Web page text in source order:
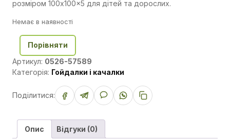
розміром 100x100x5 для дітей та дорослих.
Немає в наявності
Порівняти
Артикул: 0526-57589
Категорія: Гойдалки і качалки
Поділитися:
Опис Відгуки (0)